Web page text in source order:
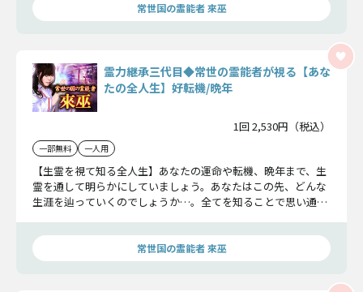
常世国の霊能者 來巫
霊力継承三代目◆常世の霊能者が視る【あな
たの全人生】好転機/晩年
1回 2,530円（税込）
一部無料 一人用
【生霊を視て知る全人生】あなたの運命や転機、晩年まで、生
霊を通して明らかにしていましょう。あなたはこの先、どんな
生涯を辿っていくのでしょうか…。全てを知ることで思い通り
常世国の霊能者 來巫